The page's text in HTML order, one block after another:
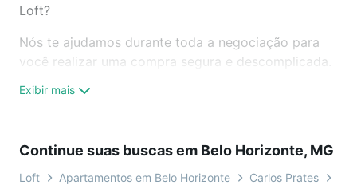
Loft?
Nós te ajudamos durante toda a negociação para
você realizar uma compra segura e descomplicada.
trabalho e do metrô, aqui você vai encontrar a
oferta ideal de Apartamentos com 4 suites à venda
conquistar seu sonho. Agende uma visita presencial
ou por videochamada, é grátis, sem compromisso e
Exibir mais
Continue suas buscas em Belo Horizonte, MG
Loft Apartamentos em Belo Horizonte Carlos Prates